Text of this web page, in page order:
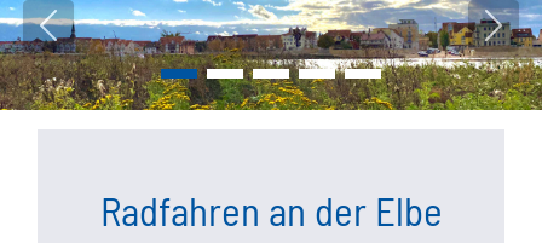
Vorheriges Bild
Radfahren an der Elbe